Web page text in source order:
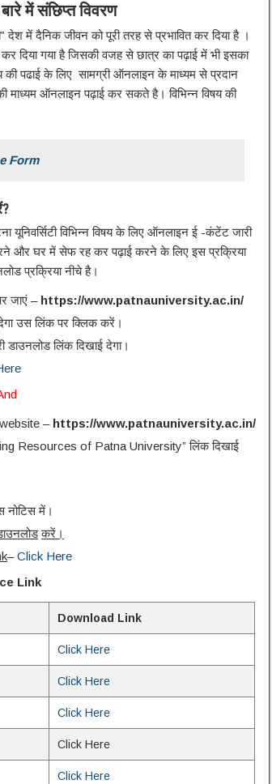
बारे में संछिप्त विवरण
देश में दैनिक जीवन को पूरी तरह से प्रभावित कर दिया है ।
दिया गया है जिसकी वजह से छात्र का पढ़ाई में भी इसका
की पढाई के लिए सामग्री ऑनलाइन के माध्यम से प्रदान
माध्यम ऑनलाइन पढ़ाई कर सकते है। विभिन्न विषय की
Form
?
यूनिवर्सिटी विभिन्न विषय के लिए ऑनलाइन ई -कंटेंट जारी
और घर में सेफ रह कर पढ़ाई करने के लिए इस प्रक्रिया
प्रक्रिया नीचे है।
जाएं – https://www.patnauniversity.ac.in/
उस लिंक पर क्लिक करें।
लिंक दिखाई देगा।
– https://www.patnauniversity.ac.in/
Resources of Patna University” लिंक दिखाई
नोटिस में।
करें।
–Click Here
Link
Download Link
Click Here
Click Here
Click Here
Click Here
Click Here